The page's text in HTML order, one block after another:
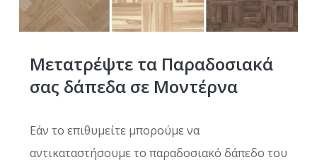
Μετατρέψτε τα Παραδοσιακά
σας δάπεδα σε Μοντέρνα
Εάν το επιθυμείτε μπορούμε να
αντικαταστήσουμε το παραδοσιακό δάπεδο του